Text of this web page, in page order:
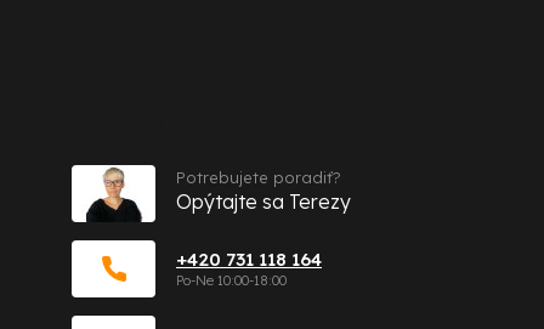
+420 731 118 164
Potrebujete poradiť?
Opýtajte sa Terezy